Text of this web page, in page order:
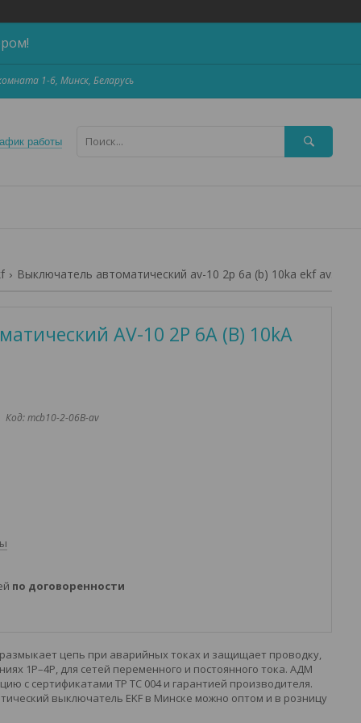
1-6, Минск, Беларусь
работы
Выключатель автоматический av-10 2p 6a (b) 10ka ekf averes
AV-10 2P 6A (B) 10kA
Код:mcb10-2-06B-av
по договоренности
цепь при аварийных токах и защищает проводку,
1P–4P, для сетей переменного и постоянного тока. АДМ
с сертификатами ТР ТС 004 и гарантией производителя.
выключатель EKF в Минске можно оптом и в розницу